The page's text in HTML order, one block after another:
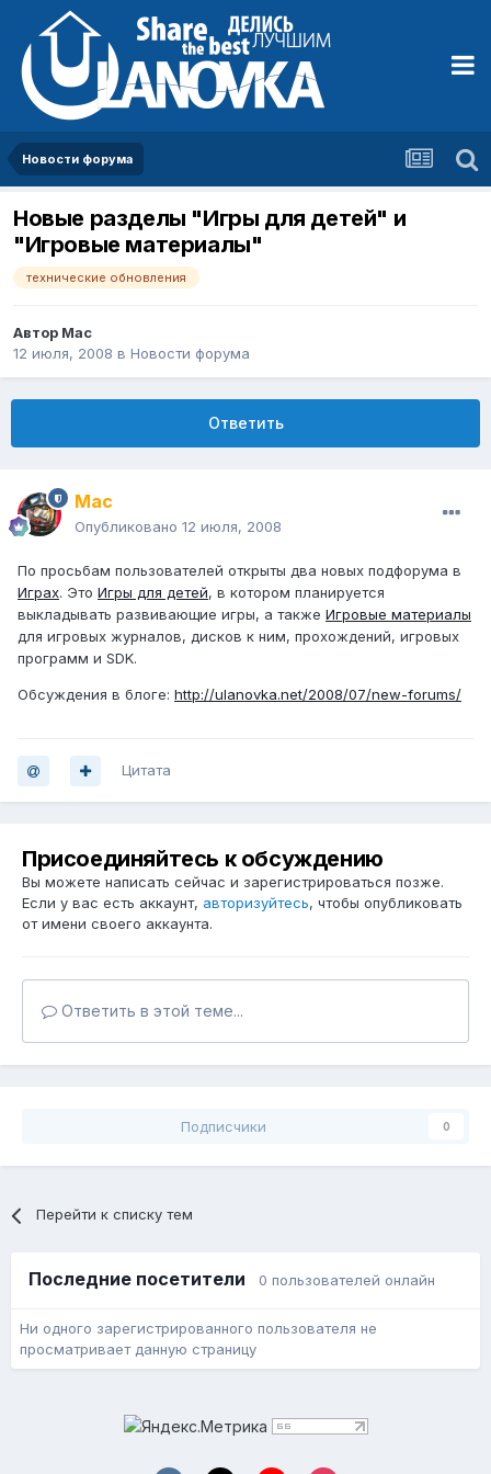
Новости форума
Новые разделы "Игры для детей" и
"Игровые материалы"
технические обновления
Автор Mac
12 июля, 2008 в Новости форума
Ответить
Mac
Опубликовано 12 июля, 2008
По просьбам пользователей открыты два новых подфорума в
Играх. Это Игры для детей, в котором планируется
выкладывать развивающие игры, а также Игровые материалы
для игровых журналов, дисков к ним, прохождений, игровых
программ и SDK.
Обсуждения в блоге: http://ulanovka.net/2008/07/new-forums/
Цитата
Присоединяйтесь к обсуждению
Вы можете написать сейчас и зарегистрироваться позже.
Если у вас есть аккаунт, авторизуйтесь, чтобы опубликовать
от имени своего аккаунта.
Ответить в этой теме...
Подписчики 0
Перейти к списку тем
Последние посетители 0 пользователей онлайн
Ни одного зарегистрированного пользователя не
просматривает данную страницу